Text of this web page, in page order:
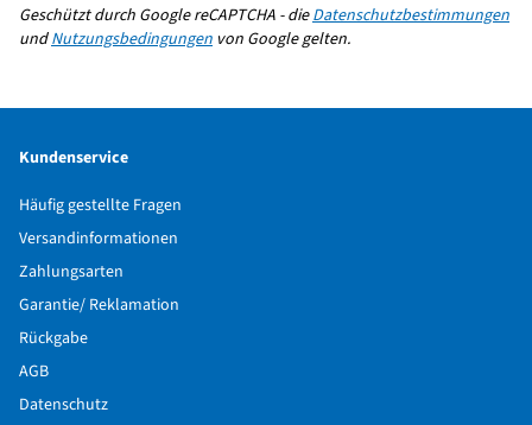
Geschützt durch Google reCAPTCHA - dieDatenschutzbestimmungen
undNutzungsbedingungen von Google gelten.
Kundenservice
Häufig gestellte Fragen
Versandinformationen
Zahlungsarten
Garantie/ Reklamation
Rückgabe
AGB
Datenschutz